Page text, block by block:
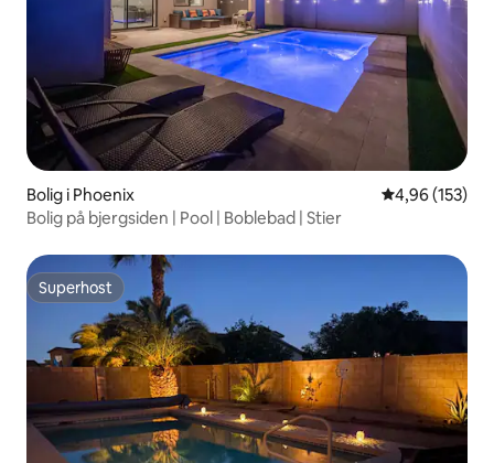
Bolig i Phoenix 4,96 ud af 5 i
4,96 (153)
Bolig på bjergsiden | Pool | Boblebad | Stier
Superhost
Superhost